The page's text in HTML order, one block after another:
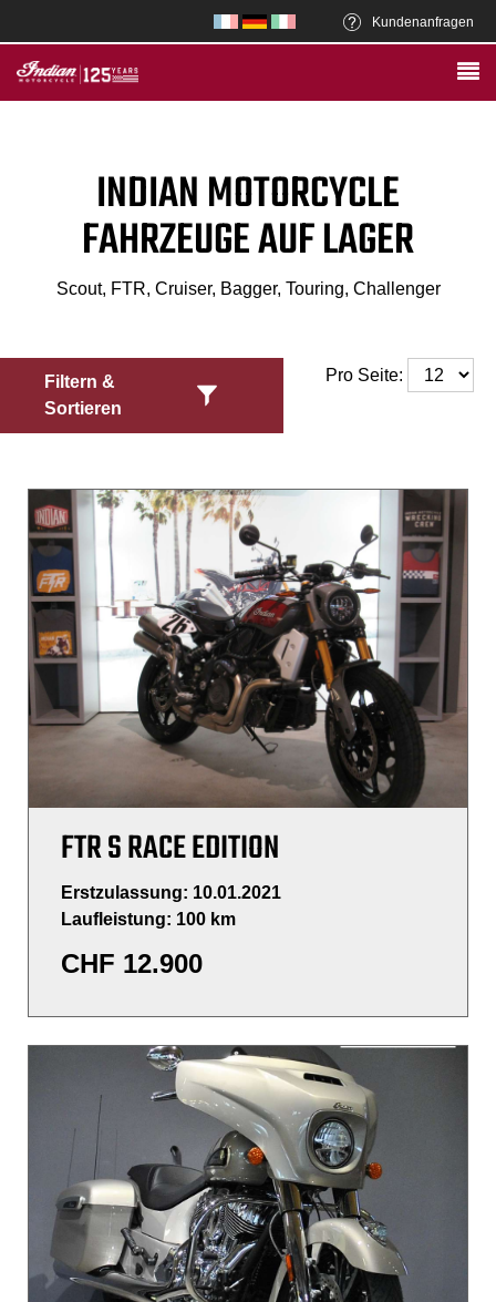
Kundenanfragen
INDIAN MOTORCYCLE
FAHRZEUGE AUF LAGER
Scout, FTR, Cruiser, Bagger, Touring, Challenger
Filtern &
Sortieren
Pro Seite:
FTR S RACE EDITION
Erstzulassung: 10.01.2021
Laufleistung: 100 km
CHF 12.900